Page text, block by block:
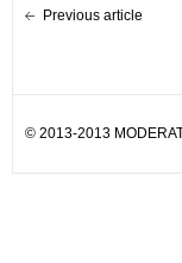
Previous article
© 2013-2013